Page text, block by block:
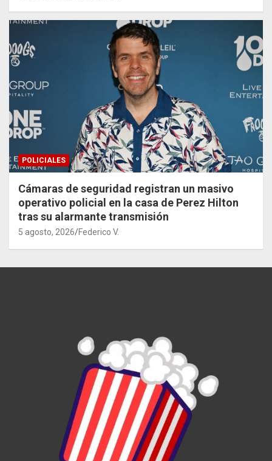
POLICIALES
Cámaras de seguridad registran un masivo
operativo policial en la casa de Perez Hilton
tras su alarmante transmisión
5 agosto, 2026 Federico V.